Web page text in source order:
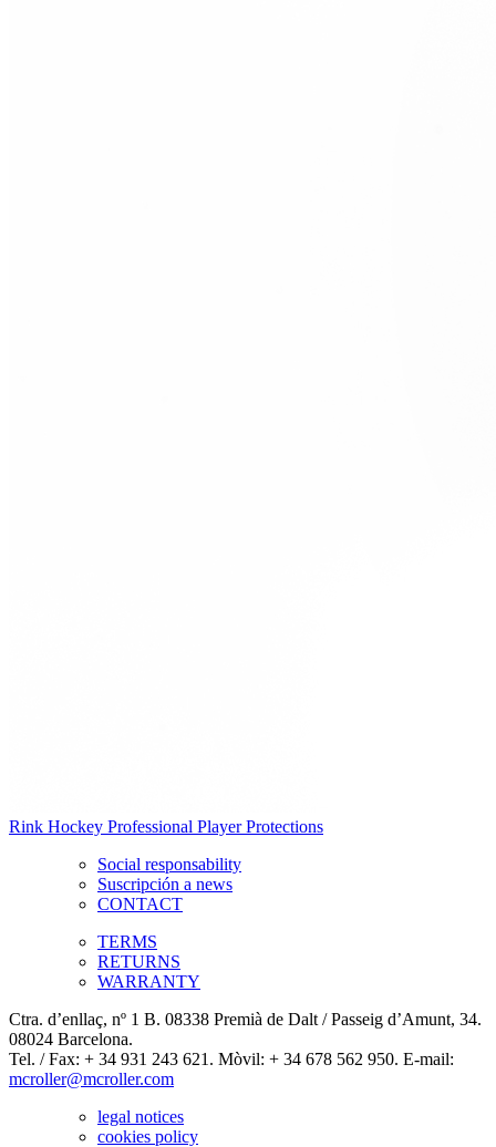
Rink Hockey Professional Player Protections
Social responsability
Suscripción a news
CONTACT
TERMS
RETURNS
WARRANTY
Ctra. d’enllaç, nº 1 B. 08338 Premià de Dalt / Passeig d’Amunt, 34.
08024 Barcelona.
Tel. / Fax: + 34 931 243 621. Mòvil: + 34 678 562 950. E-mail:
mcroller@mcroller.com
legal notices
cookies policy